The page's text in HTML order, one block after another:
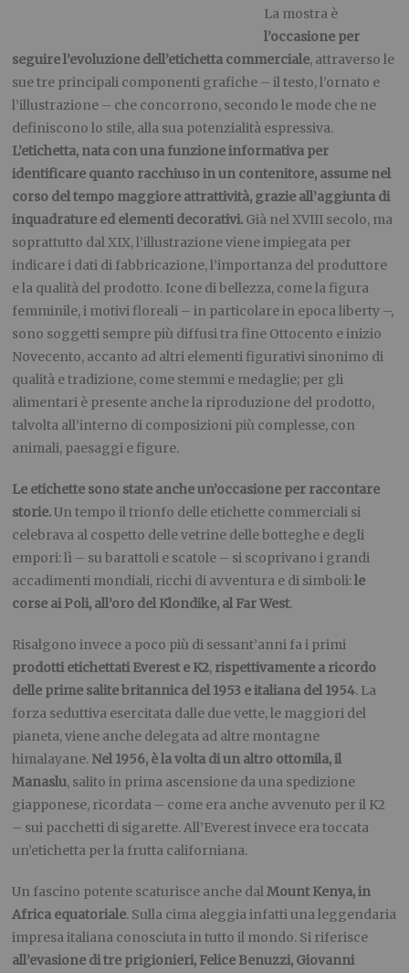
La mostra è
l’occasione per
seguire l’evoluzione dell’etichetta commerciale, attraverso le
sue tre principali componenti grafiche – il testo, l’ornato e
l’illustrazione – che concorrono, secondo le mode che ne
definiscono lo stile, alla sua potenzialità espressiva.
L’etichetta, nata con una funzione informativa per
identificare quanto racchiuso in un contenitore, assume nel
corso del tempo maggiore attrattività, grazie all’aggiunta di
inquadrature ed elementi decorativi. Già nel XVIII secolo, ma
soprattutto dal XIX, l’illustrazione viene impiegata per
indicare i dati di fabbricazione, l’importanza del produttore
e la qualità del prodotto. Icone di bellezza, come la figura
femminile, i motivi floreali – in particolare in epoca liberty –,
sono soggetti sempre più diffusi tra fine Ottocento e inizio
Novecento, accanto ad altri elementi figurativi sinonimo di
qualità e tradizione, come stemmi e medaglie; per gli
alimentari è presente anche la riproduzione del prodotto,
talvolta all’interno di composizioni più complesse, con
animali, paesaggi e figure.
Le etichette sono state anche un’occasione per raccontare
storie.Un tempo il trionfo delle etichette commerciali si
celebrava al cospetto delle vetrine delle botteghe e degli
empori: lì – su barattoli e scatole – si scoprivano i grandi
accadimenti mondiali, ricchi di avventura e di simboli:le
corse ai Poli, all’oro del Klondike, al Far West.
Risalgono invece a poco più di sessant’anni fa i primi
prodotti etichettati Everest e K2, rispettivamente a ricordo
delle prime salite britannica del 1953 e italiana del 1954. La
forza seduttiva esercitata dalle due vette, le maggiori del
pianeta, viene anche delegata ad altre montagne
himalayane. Nel 1956, è la volta di un altro ottomila, il
Manaslu, salito in prima ascensione da una spedizione
giapponese, ricordata – come era anche avvenuto per il K2
– sui pacchetti di sigarette. All’Everest invece era toccata
un’etichetta per la frutta californiana.
Un fascino potente scaturisce anche dalMount Kenya, in
Africa equatoriale. Sulla cima aleggia infatti una leggendaria
impresa italiana conosciuta in tutto il mondo. Si riferisce
all’evasione di tre prigionieri, Felice Benuzzi, Giovanni